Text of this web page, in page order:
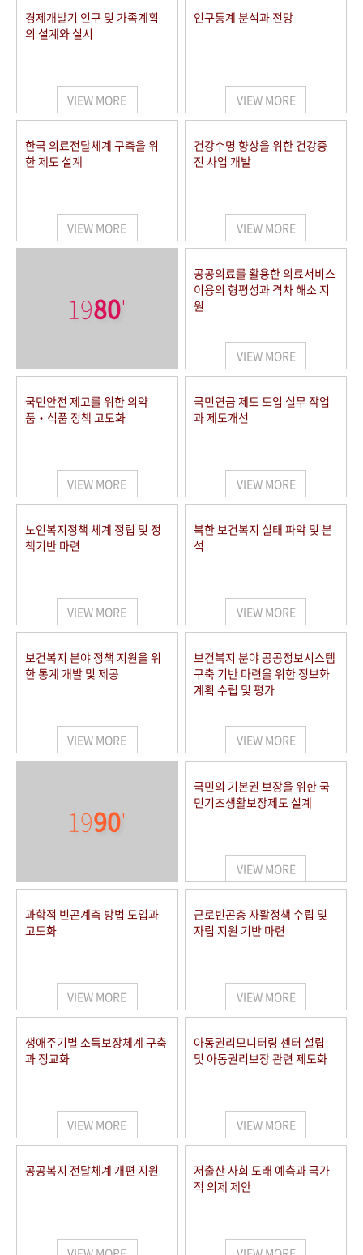
경제개발기 인구 및 가족계획
의 설계와 실시
VIEW MORE
인구통계 분석과 전망
VIEW MORE
한국 의료전달체계 구축을 위
한 제도 설계
VIEW MORE
건강수명 향상을 위한 건강증
진 사업 개발
VIEW MORE
1980'
공공의료를 활용한 의료서비스
이용의 형평성과 격차 해소 지
원
VIEW MORE
국민안전 제고를 위한 의약
품‧식품 정책 고도화
VIEW MORE
국민연금 제도 도입 실무 작업
과 제도개선
VIEW MORE
노인복지정책 체계 정립 및 정
책기반 마련
VIEW MORE
북한 보건복지 실태 파악 및 분
석
VIEW MORE
보건복지 분야 정책 지원을 위
한 통계 개발 및 제공
VIEW MORE
보건복지 분야 공공정보시스템
구축 기반 마련을 위한 정보화
계획 수립 및 평가
VIEW MORE
1990'
국민의 기본권 보장을 위한 국
민기초생활보장제도 설계
VIEW MORE
과학적 빈곤계측 방법 도입과
고도화
VIEW MORE
근로빈곤층 자활정책 수립 및
자립 지원 기반 마련
VIEW MORE
생애주기별 소득보장체계 구축
과 정교화
VIEW MORE
아동권리모니터링 센터 설립
및 아동권리보장 관련 제도화
VIEW MORE
공공복지 전달체계 개편 지원
저출산 사회 도래 예측과 국가
적 의제 제안